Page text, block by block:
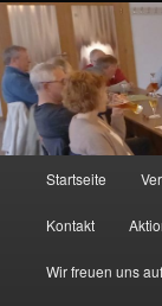
Zum
primären
Inhalt
springen
http://natur-und-
content/uploads/
Startseite
Kontakt
Wir freuen uns